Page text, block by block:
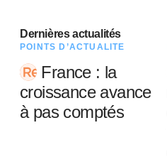
Dernières actualités
POINTS D’ACTUALITÉ
France : la
croissance avance
à pas comptés